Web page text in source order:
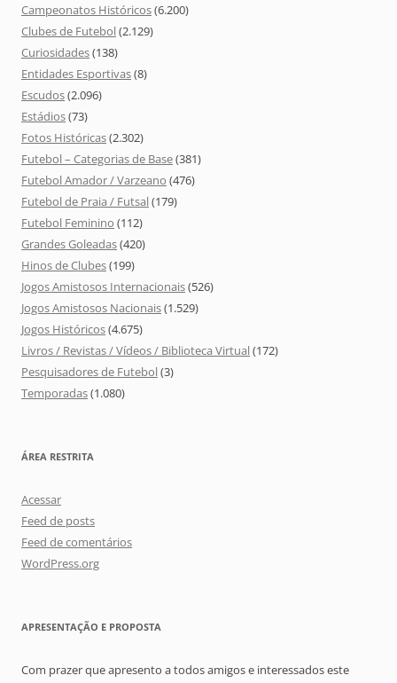
Campeonatos Históricos(6.200)
Clubes de Futebol(2.129)
Curiosidades(138)
Entidades Esportivas(8)
Escudos(2.096)
Estádios(73)
Fotos Históricas(2.302)
Futebol – Categorias de Base(381)
Futebol Amador / Varzeano (476)
Futebol de Praia / Futsal(179)
Futebol Feminino (112)
Grandes Goleadas(420)
Hinos de Clubes(199)
Jogos Amistosos Internacionais(526)
Jogos Amistosos Nacionais(1.529)
Jogos Históricos(4.675)
Livros / Revistas / Vídeos / Biblioteca Virtual(172)
Pesquisadores de Futebol(3)
Temporadas(1.080)
ÁREA RESTRITA
Acessar
Feed de posts
Feed de comentários
WordPress.org
APRESENTAÇÃO E PROPOSTA
Com prazer que apresento a todos amigos e interessados este